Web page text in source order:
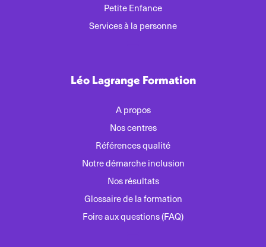
Petite Enfance
Services à la personne
Léo Lagrange Formation
A propos
Nos centres
Références qualité
Notre démarche inclusion
Nos résultats
Glossaire de la formation
Foire aux questions (FAQ)